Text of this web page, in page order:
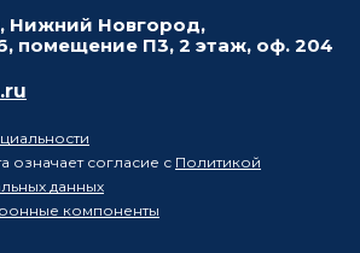
Нижний Новгород,
помещение П3, 2 этаж, оф. 204
означает согласие с Политикой
данных
компоненты